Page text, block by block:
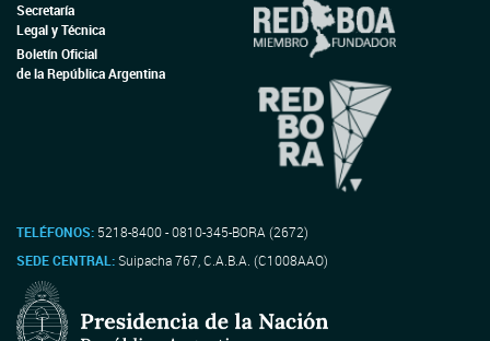
Secretaría
Legal y Técnica
Boletín Oficial
de la República Argentina
TELÉFONOS: 5218-8400 - 0810-345-BORA (2672)
SEDE CENTRAL:Suipacha 767, C.A.B.A. (C1008AAO)